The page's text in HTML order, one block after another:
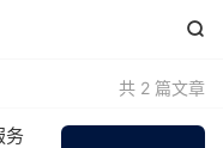

共 2 篇文章
务